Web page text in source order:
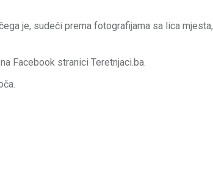
je, sudeći prema fotografijama sa lica mjesta,
Facebook stranici Teretnjaci.ba.